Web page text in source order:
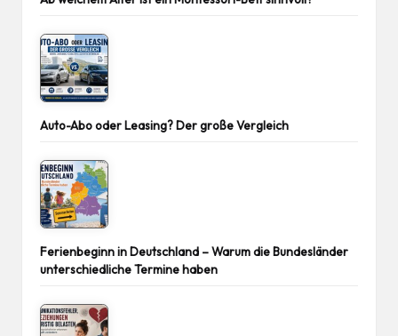
Auto-Abo oder Leasing? Der große Vergleich
Ferienbeginn in Deutschland – Warum die Bundesländer
unterschiedliche Termine haben